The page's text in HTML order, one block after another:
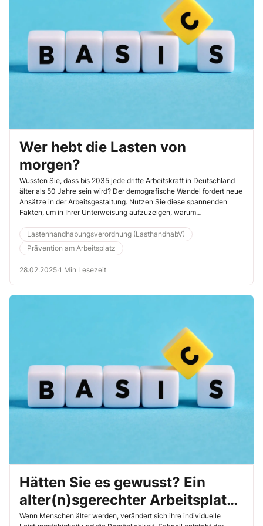
Wer hebt die Lasten von
morgen?
Wussten Sie, dass bis 2035 jede dritte Arbeitskraft in Deutschland
älter als 50 Jahre sein wird? Der demografische Wandel fordert neue
Ansätze in der Arbeitsgestaltung. Nutzen Sie diese spannenden
Fakten, um in Ihrer Unterweisung aufzuzeigen, warum
heute unverzichtbar sind.
Lastenhandhabungsverordnung (LasthandhabV)
Prävention am Arbeitsplatz
28.02.2025·1 Min Lesezeit
Hätten Sie es gewusst? Ein
alter(n)sgerechter Arbeitsplatz
kann das Altern verlangsamen
Wenn Menschen älter werden, verändert sich ihre individuelle